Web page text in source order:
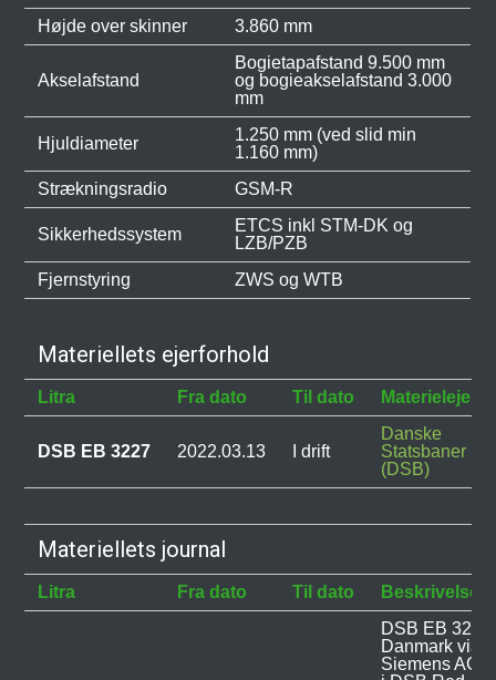
Højde over skinner
3.860 mm
Akselafstand
Bogietapafstand 9.500 mm
og bogieakselafstand 3.000
mm
Hjuldiameter
1.250 mm (ved slid min
1.160 mm)
Strækningsradio
GSM-R
Sikkerhedssystem
ETCS inkl STM-DK og
LZB/PZB
Fjernstyring
ZWS og WTB
Materiellets ejerforhold
Litra Fra dato Til dato Materielejer
DSB EB 3227 2022.03.13 I drift
Danske
Statsbaner
(DSB)
Materiellets journal
Litra Fra dato Til dato Beskrivelse
DSB EB
Danmark via
Siemens AG